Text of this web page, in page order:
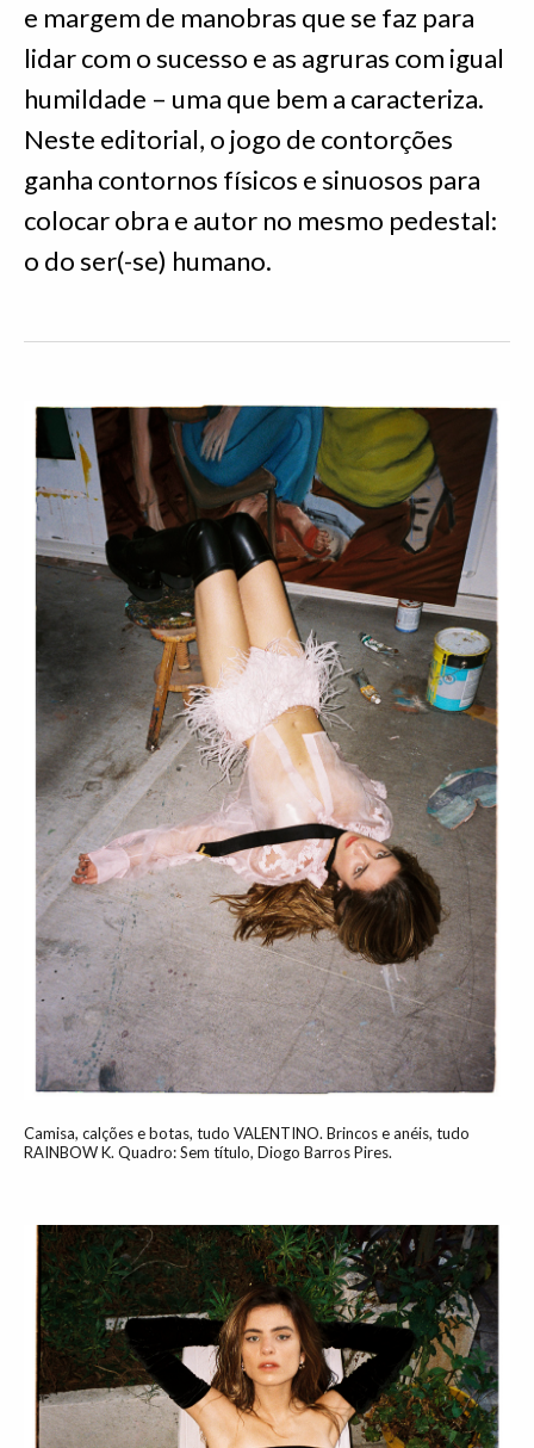
e margem de manobras que se faz para
lidar com o sucesso e as agruras com igual
humildade – uma que bem a caracteriza.
Neste editorial, o jogo de contorções
ganha contornos físicos e sinuosos para
colocar obra e autor no mesmo pedestal:
o do ser(-se) humano.
Camisa, calções e botas, tudo VALENTINO. Brincos e anéis, tudo
RAINBOW K. Quadro: Sem título, Diogo Barros Pires.